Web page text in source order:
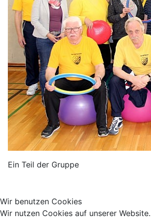
Ein Teil der Gruppe
Wir benutzen Cookies
Wir nutzen Cookies auf unserer